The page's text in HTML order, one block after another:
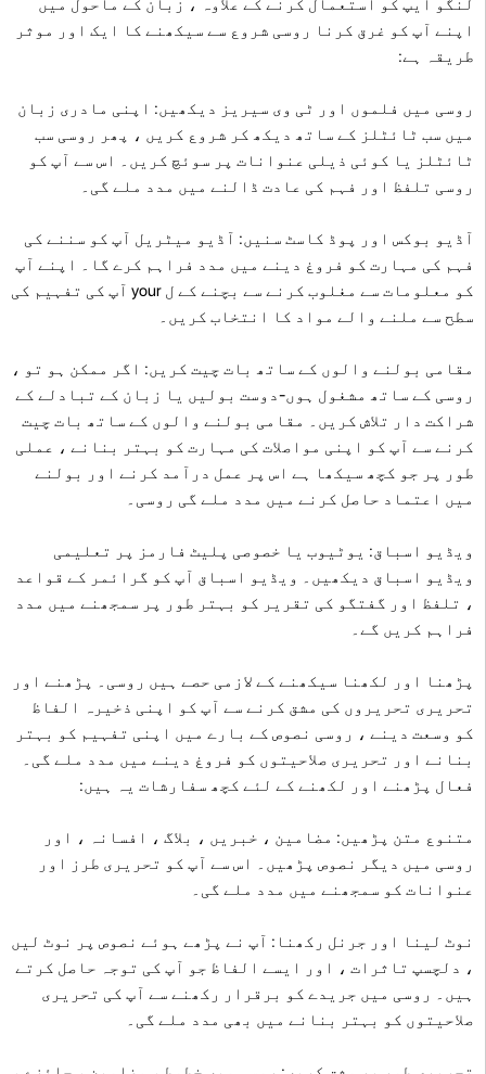
اپنے آپ کو غرق کرنا روسی شروع سے سیکھنے کا ایک اور موثر
طریقہ ہے:
روسی میں فلموں اور ٹی وی سیریز دیکھیں: اپنی مادری زبان
میں سب ٹائٹلز کے ساتھ دیکھ کر شروع کریں ، پھر روسی سب
ٹائٹلز یا کوئی ذیلی عنوانات پر سوئچ کریں۔ اس سے آپ کو
روسی تلفظ اور فہم کی عادت ڈالنے میں مدد ملے گی۔
آڈیو بوکس اور پوڈ کاسٹ سنیں: آڈیو میٹریل آپ کو سننے کی
فہم کی مہارت کو فروغ دینے میں مدد فراہم کرے گا۔ اپنے آپ
کو معلومات سے مغلوب کرنے سے بچنے کے ل your آپ کی تفہیم کی
سطح سے ملنے والے مواد کا انتخاب کریں۔
مقامی بولنے والوں کے ساتھ بات چیت کریں: اگر ممکن ہو تو ،
روسی کے ساتھ مشغول ہوں-دوست بولیں یا زبان کے تبادلے کے
شراکت دار تلاش کریں۔ مقامی بولنے والوں کے ساتھ بات چیت
کرنے سے آپ کو اپنی مواصلات کی مہارت کو بہتر بنانے ، عملی
طور پر جو کچھ سیکھا ہے اس پر عمل درآمد کرنے اور بولنے
میں اعتماد حاصل کرنے میں مدد ملے گی روسی۔
ویڈیو اسباق: یوٹیوب یا خصوصی پلیٹ فارمز پر تعلیمی
ویڈیو اسباق دیکھیں۔ ویڈیو اسباق آپ کو گرائمر کے قواعد
، تلفظ اور گفتگو کی تقریر کو بہتر طور پر سمجھنے میں مدد
فراہم کریں گے۔
پڑھنا اور لکھنا سیکھنے کے لازمی حصے ہیں روسی۔ پڑھنے اور
تحریری تحریروں کی مشق کرنے سے آپ کو اپنی ذخیرہ الفاظ
کو وسعت دینے ، روسی نصوص کے بارے میں اپنی تفہیم کو بہتر
بنانے اور تحریری صلاحیتوں کو فروغ دینے میں مدد ملے گی۔
فعال پڑھنے اور لکھنے کے لئے کچھ سفارشات یہ ہیں:
متنوع متن پڑھیں: مضامین ، خبریں ، بلاگ ، افسانہ ، اور
روسی میں دیگر نصوص پڑھیں۔ اس سے آپ کو تحریری طرز اور
عنوانات کو سمجھنے میں مدد ملے گی۔
نوٹ لینا اور جرنل رکھنا: آپ نے پڑھے ہوئے نصوص پر نوٹ لیں
، دلچسپ تاثرات ، اور ایسے الفاظ جو آپ کی توجہ حاصل کرتے
ہیں۔ روسی میں جریدے کو برقرار رکھنے سے آپ کی تحریری
صلاحیتوں کو بہتر بنانے میں بھی مدد ملے گی۔